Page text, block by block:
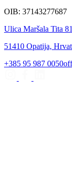
OIB: 37143277687
Ulica Maršala Tita
51410 Opatija,
+385 95 987 0050